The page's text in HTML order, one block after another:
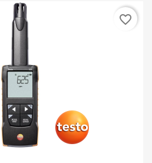
favorite_border